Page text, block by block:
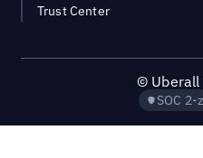
Trust Center
© Uberall
SOC